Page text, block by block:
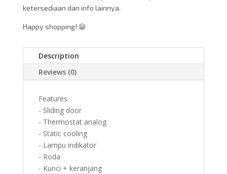
ketersediaan dan info lainnya.
Happy shopping! 😁
Description
Reviews (0)
Features
- Sliding door
- Thermostat analog
- Static cooling
- Lampu indikator
- Roda
- Kunci + keranjang